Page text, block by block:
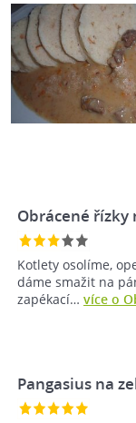
Obrácené řízky
Kotlety osolíme,
dáme smažit na
zapékací… více o
Pangasius na